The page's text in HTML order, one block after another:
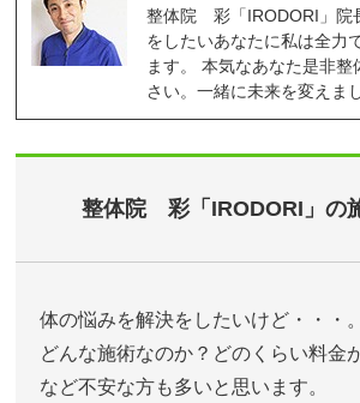
整体院 彩「IRODORI」院
をしたいあなたに私は全力
ます。 本気なあなた是非
さい。一緒に未来を変えま
整体院 彩「IRODORI」の
体の悩みを解決をしたいけど・・・。
どんな施術なのか？どのくらい料金
など不安な方も多いと思います。